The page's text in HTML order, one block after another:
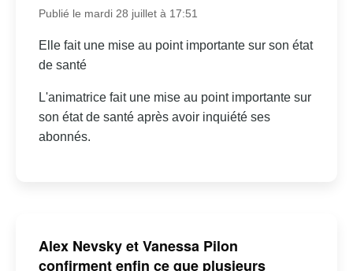
Publié le mardi 28 juillet à 17:51
Elle fait une mise au point importante sur son état
de santé
L'animatrice fait une mise au point importante sur
son état de santé après avoir inquiété ses
abonnés.
Alex Nevsky et Vanessa Pilon
confirment enfin ce que plusieurs